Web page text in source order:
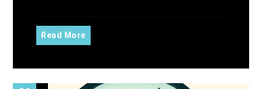
Read More